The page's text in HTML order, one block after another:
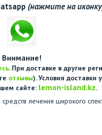
(нажмите на
Внимание!
. При доставке в другие
отзывы). Условия доставки
сайте: lemon-island.kz.
лечения широкого